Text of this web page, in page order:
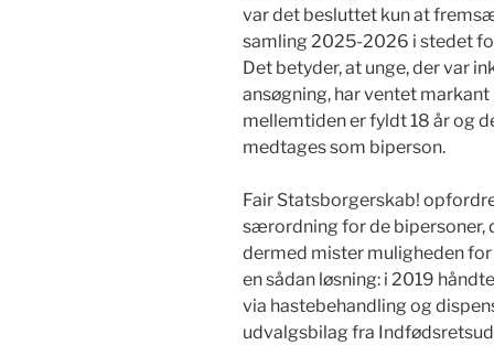
var det besluttet kun at
samling 2025-2026 i stedet
Det betyder, at unge, der var
ansøgning, har ventet
mellemtiden er fyldt 18 år og
medtages som biperson.
Fair Statsborgerskab!
særordning for de bipersoner,
dermed mister muligheden
en sådan løsning: i 2019
via hastebehandling og
udvalgsbilag fra